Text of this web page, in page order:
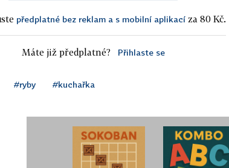
předplatné bez reklam a s mobilní aplikací za 80 Kč.
Máte již předplatné? Přihlaste se
#ryby #kuchařka